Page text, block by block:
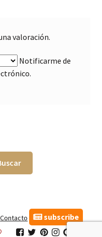
valoración.
Notificarme de
Contacto
subscribe
InkstonInkston
InkstonInkston